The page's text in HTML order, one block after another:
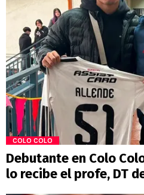
COLO COLO
Debutante en Colo
lo recibe el profe, DT